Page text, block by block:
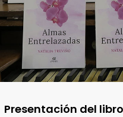
Presentación del